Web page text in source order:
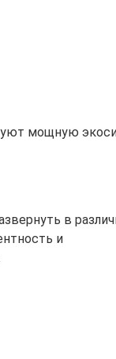
мощную
в
и